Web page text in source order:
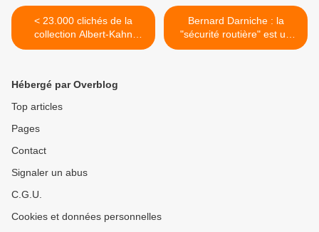
< 23.000 clichés de la
collection Albert-Kahn
disponibles gratuitement
Bernard Darniche : la
"sécurité routière" est un
mensonge d'état >
Hébergé par Overblog
Top articles
Pages
Contact
Signaler un abus
C.G.U.
Cookies et données personnelles